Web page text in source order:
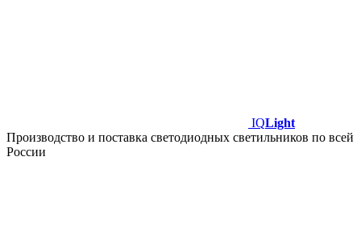
IQLight
Производство и поставка светодиодных светильников по всей
России